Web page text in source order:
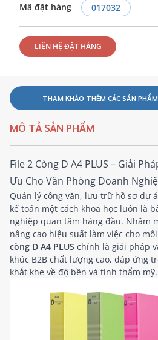
Mã đặt hàng 017032
LIÊN HỆ ĐẶT HÀNG
THAM KHẢO THÊM CÁC SẢN
MÔ TẢ SẢN PHẨM
File 2 Còng D A4 PLUS – Giải
Ưu Cho Văn Phòng Doanh
Quản lý công văn, lưu trữ hồ sơ dự
kế toán một cách khoa học luôn là
nghiệp quan tâm hàng đầu. Nhằm
nâng cao hiệu suất làm việc cho
còng D A4 PLUS chính là giải pháp
khúc B2B chất lượng cao, đáp ứng
khắt khe về độ bền và tính thẩm mỹ.